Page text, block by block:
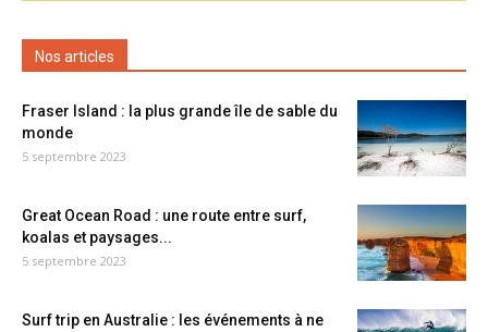
Nos articles
Fraser Island : la plus grande île de sable du
monde
5 septembre 2023
Great Ocean Road : une route entre surf,
koalas et paysages...
5 septembre 2023
Surf trip en Australie : les événements à ne